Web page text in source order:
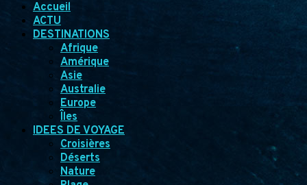
Accueil
ACTU
DESTINATIONS
Afrique
Amérique
Asie
Australie
Europe
Îles
IDEES DE VOYAGE
Croisières
Déserts
Nature